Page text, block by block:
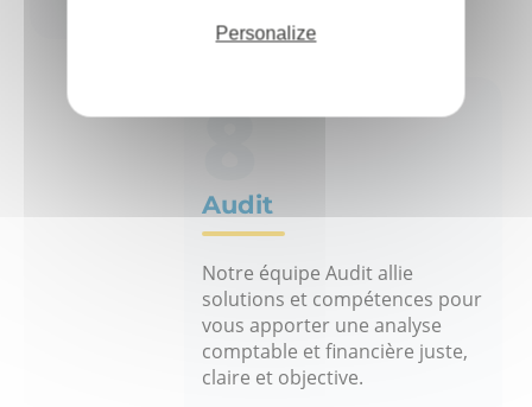
8
Audit
Notre équipe Audit allie
solutions et compétences pour
vous apporter une analyse
comptable et financière juste,
claire et objective.
Personalize